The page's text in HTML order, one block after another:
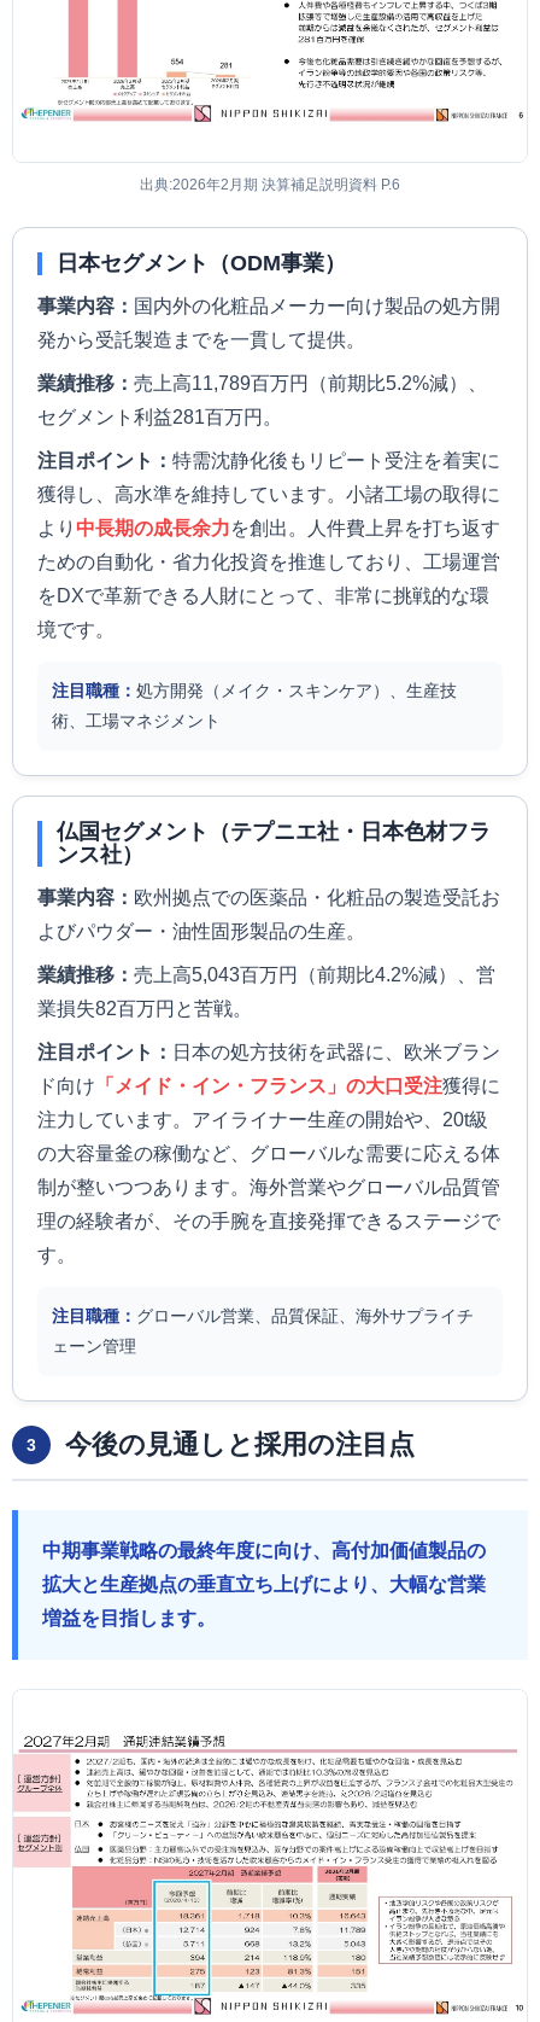
出典:2026年2月期 決算補足説明資料 P.6
日本セグメント（ODM事業）
事業内容： 国内外の化粧品メーカー向け製品の処方開
発から受託製造までを一貫して提供。
業績推移： 売上高11,789百万円（前期比5.2%減）、
セグメント利益281百万円。
注目ポイント： 特需沈静化後もリピート受注を着実に
獲得し、高水準を維持しています。小諸工場の取得に
より 中長期の成長余力を創出。人件費上昇を打ち返す
ための自動化・省力化投資を推進しており、工場運営
をDXで革新できる人財にとって、非常に挑戦的な環
境です。
注目職種： 処方開発（メイク・スキンケア）、生産技
術、工場マネジメント
仏国セグメント（テプニエ社・日本色材フラ
ンス社）
事業内容： 欧州拠点での医薬品・化粧品の製造受託お
よびパウダー・油性固形製品の生産。
業績推移： 売上高5,043百万円（前期比4.2%減）、営
業損失82百万円と苦戦。
注目ポイント： 日本の処方技術を武器に、欧米ブラン
ド向け 「メイド・イン・フランス」の大口受注獲得に
注力しています。アイライナー生産の開始や、20t級
の大容量釜の稼働など、グローバルな需要に応える体
制が整いつつあります。海外営業やグローバル品質管
理の経験者が、その手腕を直接発揮できるステージで
す。
注目職種： グローバル営業、品質保証、海外サプライチ
ェーン管理
3 今後の見通しと採用の注目点
中期事業戦略の最終年度に向け、高付加価値製品の
拡大と生産拠点の垂直立ち上げにより、大幅な営業
増益を目指します。